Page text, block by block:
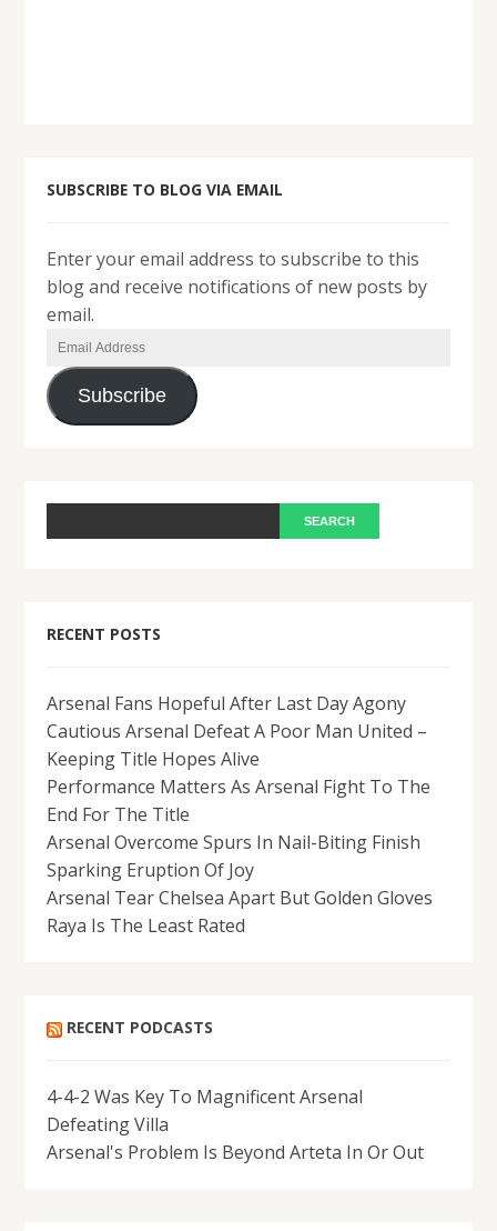
SUBSCRIBE TO BLOG VIA EMAIL
Enter your email address to subscribe to this
blog and receive notifications of new posts by
email.
Email
Address
Subscribe
RECENT POSTS
Arsenal Fans Hopeful After Last Day Agony
Cautious Arsenal Defeat A Poor Man United –
Keeping Title Hopes Alive
Performance Matters As Arsenal Fight To The
End For The Title
Arsenal Overcome Spurs In Nail-Biting Finish
Sparking Eruption Of Joy
Arsenal Tear Chelsea Apart But Golden Gloves
Raya Is The Least Rated
RECENT PODCASTS
4-4-2 Was Key To Magnificent Arsenal
Defeating Villa
Arsenal's Problem Is Beyond Arteta In Or Out